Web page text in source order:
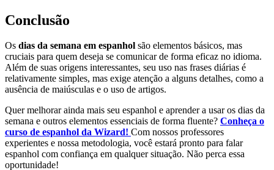
Conclusão
Os dias da semana em espanhol são elementos básicos, mas
cruciais para quem deseja se comunicar de forma eficaz no idioma.
Além de suas origens interessantes, seu uso nas frases diárias é
relativamente simples, mas exige atenção a alguns detalhes, como a
ausência de maiúsculas e o uso de artigos.
Quer melhorar ainda mais seu espanhol e aprender a usar os dias da
semana e outros elementos essenciais de forma fluente? Conheça o
curso de espanhol da Wizard! Com nossos professores
experientes e nossa metodologia, você estará pronto para falar
espanhol com confiança em qualquer situação. Não perca essa
oportunidade!